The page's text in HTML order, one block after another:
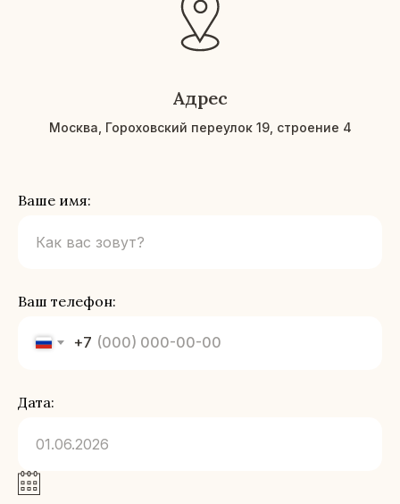
Адрес
Москва, Гороховский переулок 19, строение 4
Ваше имя:
Как вас зовут?
Ваш телефон:
+7
Дата:
01.06.2026